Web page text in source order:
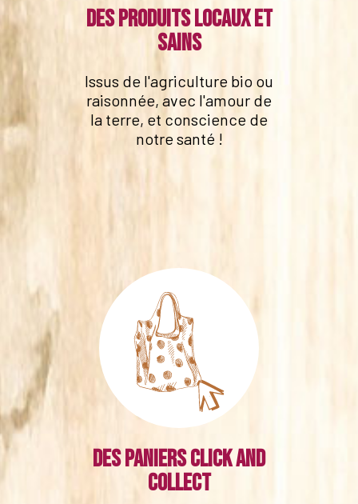
Des produits locaux et
sains
Issus de l'agriculture bio ou
raisonnée, avec l'amour de
la terre, et conscience de
notre santé !
Des paniers click and
collect